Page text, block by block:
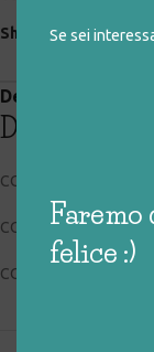
Se sei
felice :)
Share:
Descrizione
Descrizione
CODICE
CONDIZIONI: buone
COLLOCAZIONE: BOX1